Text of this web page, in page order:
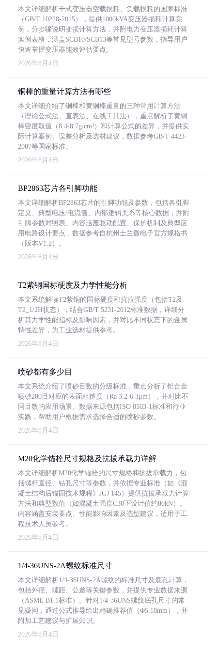
本文详细解析干式变压器空载损耗、负载损耗的国家标准
（GB/T 10228-2015），提供1000kVA变压器损耗计算实
例，分步骤说明变损计算方法，并附电力变压器损耗计算
实例表格，涵盖SCB10/SCB13等常见型号参数，指导用户
快速掌握变压器能效评估要点。
2026年8月4日
铜棒的重量计算方法有哪些
本文详细介绍了铜棒和黄铜棒重量的三种常用计算方法
（理论公式法、查表法、在线工具法），重点解析了黄铜
棒密度取值（8.4-8.7g/cm³）和计算公式的差异，并提供实
际计算案例、误差分析及选材建议，数据参考GB/T 4423-
2007等国家标准。
2026年8月4日
BP2863芯片各引脚功能
本文详细解析BP2863芯片的引脚功能及参数，包括各引脚
定义、典型电压/电流值、内部逻辑关系等核心数据，并附
引脚参数对照表。内容涵盖驱动配置、保护机制及典型应
用电路设计要点，数据参考自杭州士兰微电子官方规格书
（版本V1.2）。
2026年8月4日
T2紫铜国标硬度及力学性能分析
本文系统解读T2紫铜的国标硬度和抗拉强度（包括T2及
T2_1/2H状态），结合GB/T 5231-2012标准数据，详细分
析其力学性能指标及影响因素，并对比不同状态下的金属
特性差异，为工业选材提供参考。
2026年8月4日
喷砂都有多少目
本文系统介绍了喷砂目数的分级标准，重点分析了铝合金
喷砂200目对应的表面粗糙度（Ra 3.2-6.3μm），并对比不
同目数的应用场景。数据来源包括ISO 8503-1标准和行业
实践，帮助用户根据需求选择合适的喷砂参数。
2026年8月4日
M20化学锚栓尺寸规格及抗拔承载力详解
本文详细解析M20化学锚栓的尺寸规格和抗拔承载力，包
括螺杆直径、钻孔尺寸等参数，并依据专业标准（如《混
凝土结构后锚固技术规程》JGJ 145）提供抗拔承载力计算
方法和典型数值（如混凝土强度C30下设计值约80kN）。
内容涵盖安装要点、性能影响因素及选型建议，适用于工
程技术人员参考。
2026年8月4日
1/4-36UNS-2A螺纹标准尺寸
本文详细解析1/4-36UNS-2A螺纹的标准尺寸及底孔计算，
包括外径、螺距、公差等关键参数，并提供专业数据来源
（ASME B1.1标准）。针对1/4-36UNS螺纹底孔尺寸的常
见疑问，通过公式推导给出精确推荐值（Φ5.18mm），并
附加工艺建议与扩展知识。
2026年8月4日